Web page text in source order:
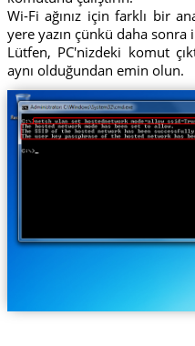
Wi-Fi ağınız için farklı bir
yere yazın çünkü daha sonra
Lütfen, PC'nizdeki komut
aynı olduğundan emin olun.